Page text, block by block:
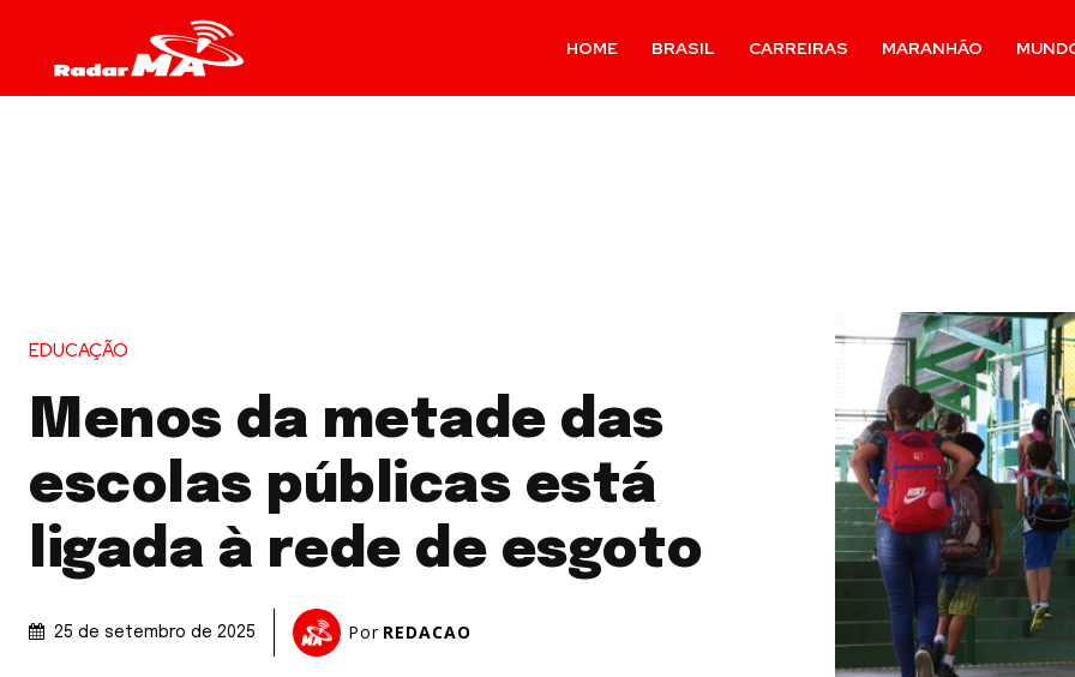
HOME BRASIL CARREIRAS MARANHÃO
EDUCAÇÃO
Menos da metade das
escolas públicas está
ligada à rede de esgoto
25 de setembro de 2025 Por REDACAO